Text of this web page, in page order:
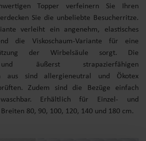
Topper verfeinern Sie Ihren
Sie die unbeliebte Besucherritze.
verleiht ein angenehm, elastisches
die Viskoschaum-Variante für eine
der Wirbelsäule sorgt. Die
äußerst strapazierfähigen
aus sind allergieneutral und Ökotex
Zudem sind die Bezüge einfach
Erhältlich für Einzel- und
80, 90, 100, 120, 140 und 180 cm.